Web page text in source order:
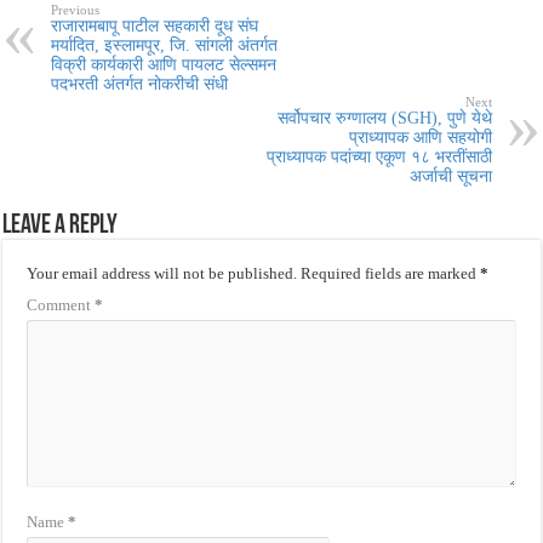
Previous
राजारामबापू पाटील सहकारी दूध संघ
मर्यादित, इस्लामपूर, जि. सांगली अंतर्गत
विक्री कार्यकारी आणि पायलट सेल्समन
पदभरती अंतर्गत नोकरीची संधी
Next
सर्वोपचार रुग्णालय (SGH), पुणे येथे
प्राध्यापक आणि सहयोगी
प्राध्यापक पदांच्या एकूण १८ भरतींसाठी
अर्जाची सूचना
Leave a Reply
Your email address will not be published. Required fields are marked*
Comment*
Name*